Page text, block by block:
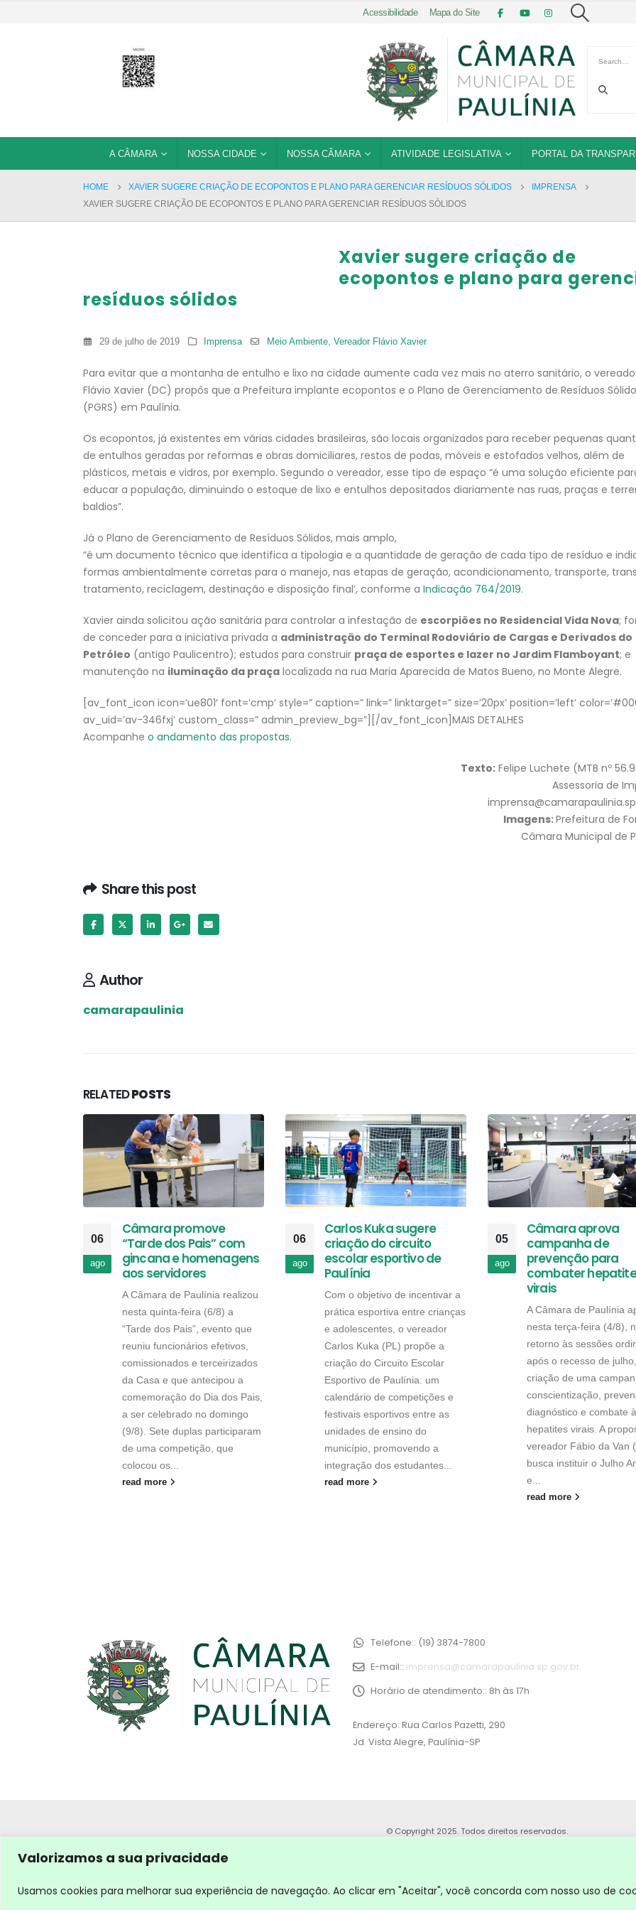
Valorizamos a sua privacidade
Usamos cookies para melhorar sua experiência de navegação. Ao clicar em "Aceitar", você concorda com nosso uso de
Acessibilidade| Mapa do Site
A CÂMARA NOSSA CIDADE NOSSA CÂMARA ATIVIDADE LEGISLATIVA PORTAL DA
HOME XAVIER SUGERE CRIAÇÃO DE ECOPONTOS E PLANO PARA GERENCIAR RESÍDUOS SÓLIDOS
IMPRENSA
XAVIER SUGERE CRIAÇÃO DE ECOPONTOS E PLANO PARA GERENCIAR RESÍDUOS SÓLIDOS
Xavier sugere criação de
ecopontos e plano para
resíduos sólidos
29 de julho de 2019 Imprensa Meio Ambiente, Vereador Flávio Xavier
Para evitar que a montanha de entulho e lixo na cidade aumente cada vez mais no aterro sanitário, o
Flávio Xavier (DC) propôs que a Prefeitura implante ecopontos e o Plano de Gerenciamento de Resíduos
(PGRS) em Paulínia.
Os ecopontos, já existentes em várias cidades brasileiras, são locais organizados para receber pequenas
de entulhos geradas por reformas e obras domiciliares, restos de podas, móveis e estofados velhos, além de
plásticos, metais e vidros, por exemplo. Segundo o vereador, esse tipo de espaço “é uma solução eficiente
educar a população, diminuindo o estoque de lixo e entulhos depositados diariamente nas ruas, praças e
baldios”.
Já o Plano de Gerenciamento de Resíduos Sólidos, mais amplo,
“é um documento técnico que identifica a tipologia e a quantidade de geração de cada tipo de resíduo e
formas ambientalmente corretas para o manejo, nas etapas de geração, acondicionamento, transporte,
tratamento, reciclagem, destinação e disposição final’, conforme a Indicação 764/2019.
Xavier ainda solicitou ação sanitária para controlar a infestação de escorpiões no Residencial Vida Nova;
de conceder para a iniciativa privada a administração do Terminal Rodoviário de Cargas e Derivados do
Petróleo (antigo Paulicentro); estudos para construir praça de esportes e lazer no Jardim Flamboyant; e
manutenção na iluminação da praça localizada na rua Maria Aparecida de Matos Bueno, no Monte Alegre.
[av_font_icon icon=’ue801′ font=’cmp’ style=” caption=” link=” linktarget=” size=’20px’ position=’left’
av_uid=’av-346fxj’ custom_class=” admin_preview_bg=”][/av_font_icon]MAIS DETALHES
Acompanhe o andamento das propostas.
Texto: Felipe Luchete (MTB nº
Assessoria de
Imagens:Prefeitura de
Câmara Municipal de
Share this post
Author
camarapaulinia
RELATEDPOSTS
06
ago
Câmara promove
“Tarde dos Pais” com
gincana e homenagens
aos servidores
A Câmara de Paulínia realizou
nesta quinta-feira (6/8) a
“Tarde dos Pais”, evento que
reuniu funcionários efetivos,
comissionados e terceirizados
da Casa e que antecipou a
comemoração do Dia dos Pais,
a ser celebrado no domingo
(9/8). Sete duplas participaram
de uma competição, que
colocou os...
read more
06
ago
Carlos Kuka sugere
criação do circuito
escolar esportivo de
Paulínia
Com o objetivo de incentivar a
prática esportiva entre crianças
e adolescentes, o vereador
Carlos Kuka (PL) propõe a
criação do Circuito Escolar
Esportivo de Paulínia: um
calendário de competições e
festivais esportivos entre as
unidades de ensino do
município, promovendo a
integração dos estudantes...
read more
05
ago
Câmara aprova
campanha de
prevenção para
combater
virais
A Câmara de Paulínia
nesta terça-feira (4/8),
retorno às sessões
após o recesso de
criação de uma
conscientização,
diagnóstico e combate
hepatites virais. A
vereador Fábio da Van
busca instituir o Julho
e...
read more
Telefone:: (19) 3874-7800
E-mail:: imprensa@camarapaulinia.sp.gov.br
Horário de atendimento:: 8h às 17h
Endereço: Rua Carlos Pazetti, 290
Jd. Vista Alegre, Paulínia-SP
© Copyright 2025. Todos direitos reservados.